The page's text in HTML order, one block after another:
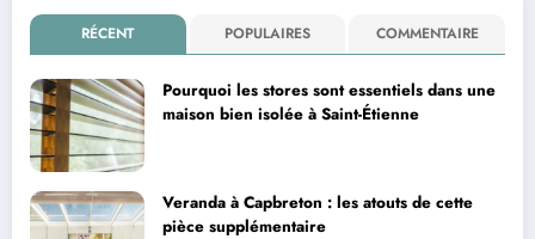
RÉCENT POPULAIRES COMMENTAIRE
Pourquoi les stores sont essentiels dans une
maison bien isolée à Saint-Étienne
Veranda à Capbreton : les atouts de cette
pièce supplémentaire